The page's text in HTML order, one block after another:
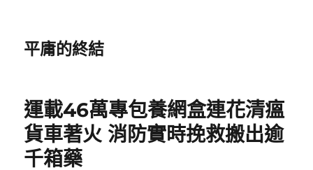
平庸的終結
運載46萬專包養網盒連花清瘟
貨車著火 消防實時挽救搬出逾
千箱藥